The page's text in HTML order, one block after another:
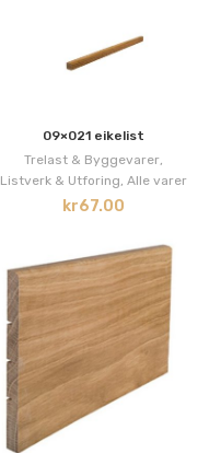
09×021 eikelist
Trelast & Byggevarer,
Listverk & Utforing, Alle varer
kr67.00